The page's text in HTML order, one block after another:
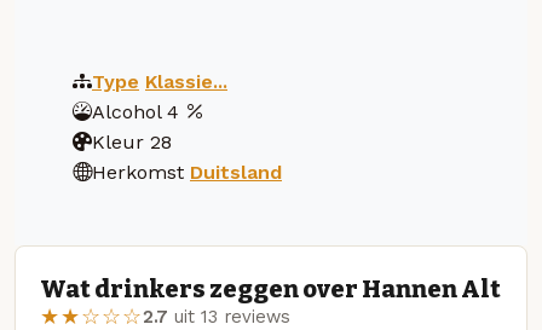
Type Klassie...
Alcohol 4
Kleur 28
Herkomst Duitsland
Wat drinkers zeggen over Hannen Alt
★★☆☆☆2.7 uit 13 reviews